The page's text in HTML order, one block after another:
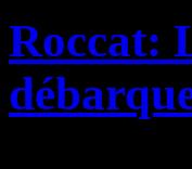
Roccat: